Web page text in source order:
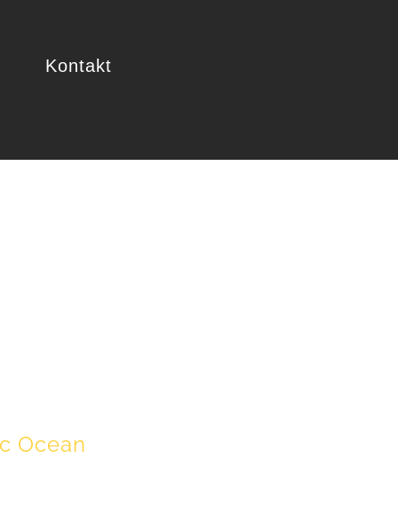
Kontakt
Ocean